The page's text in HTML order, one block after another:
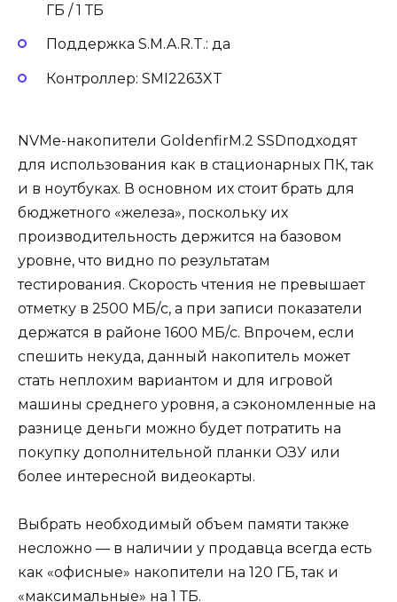
ГБ / 1 ТБ
Поддержка S.M.A.R.T.: да
Контроллер: SMI2263XT
NVMe-накопители GoldenfirM.2 SSDподходят
для использования как в стационарных ПК, так
и в ноутбуках. В основном их стоит брать для
бюджетного «железа», поскольку их
производительность держится на базовом
уровне, что видно по результатам
тестирования. Скорость чтения не превышает
отметку в 2500 МБ/с, а при записи показатели
держатся в районе 1600 МБ/с. Впрочем, если
спешить некуда, данный накопитель может
стать неплохим вариантом и для игровой
машины среднего уровня, а сэкономленные на
разнице деньги можно будет потратить на
покупку дополнительной планки ОЗУ или
более интересной видеокарты.
Выбрать необходимый объем памяти также
несложно — в наличии у продавца всегда есть
как «офисные» накопители на 120 ГБ, так и
«максимальные» на 1 ТБ.